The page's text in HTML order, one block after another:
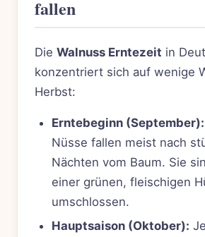
fallen
Die Walnuss Erntezeit in
konzentriert sich auf wenige
Herbst:
Erntebeginn (September):
Nüsse fallen meist nach
Nächten vom Baum. Sie
einer grünen, fleischigen
umschlossen.
Hauptsaison (Oktober):